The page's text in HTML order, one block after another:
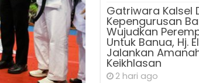
Gatriwara Kalsel
Kepengurusan
Wujudkan
Untuk Banua, Hj.
Jalankan
Keikhlasan
2 hari ago